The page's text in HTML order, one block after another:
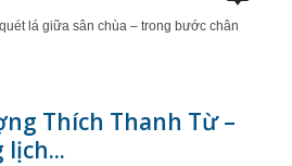
lá giữa sân chùa – trong bước chân
Thích Thanh Từ –
lịch...